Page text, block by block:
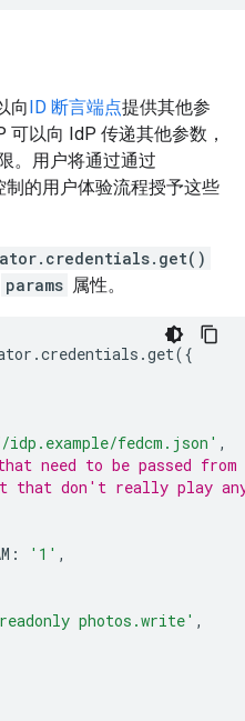
向ID 断言端点提供其他参
可以向 IdP 传递其他参数，
。用户将通过通过
制的用户体验流程授予这些
params 属性。
.credentials .get({
fedcm.json' ,
need to be passed from
that don't really play
: '1' ,
photos.write' ,